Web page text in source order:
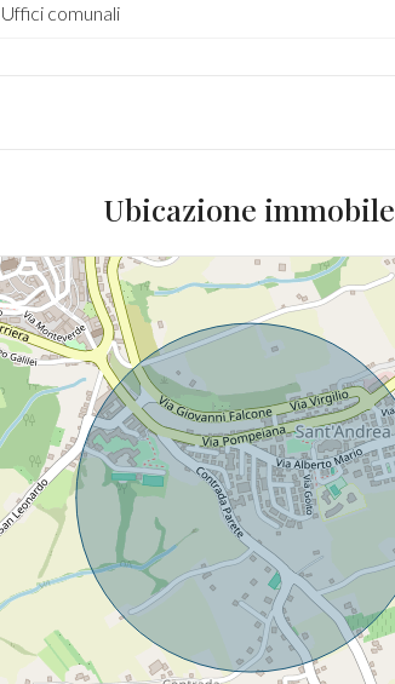
Uffici comunali
Ubicazione immobile